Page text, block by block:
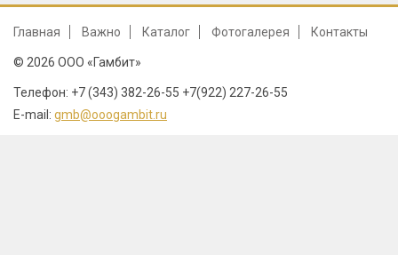
Главная Важно Каталог Фотогалерея Контакты
© 2026 ООО «Гамбит»
Телефон: +7 (343) 382-26-55 +7(922) 227-26-55
E-mail: gmb@ooogambit.ru